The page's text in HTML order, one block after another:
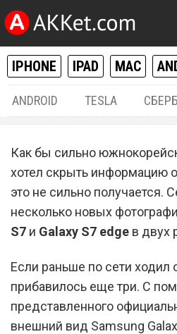
IPHONE IPAD MAC
ANDROID TESLA
Снимки
Galaxy S7
Как бы сильно
хотел скрыть информацию
это не сильно получается.
несколько новых
S7 и Galaxy S7 edge в двух
Если раньше по сети ходил
прибавилось еще три. С
представленного
внешний вид Samsung